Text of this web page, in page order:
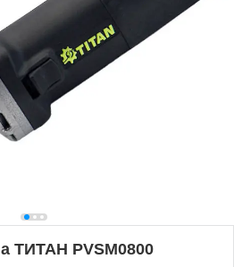
ТИТАН PVSM0800